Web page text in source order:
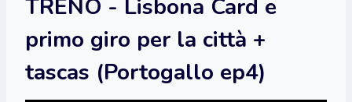
TRENO - Lisbona Card e
primo giro per la città +
tascas (Portogallo ep4)